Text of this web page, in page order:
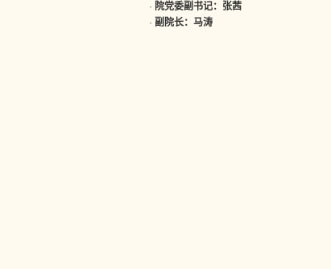
· 院党委副书记：张茜
· 副院长：马涛